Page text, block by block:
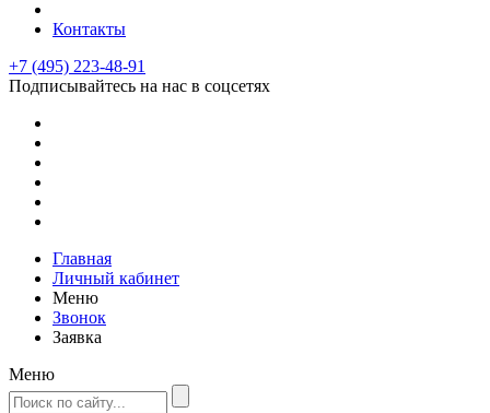
Контакты
+7 (495) 223-48-91
Подписывайтесь на нас в соцсетях
Главная
Личный кабинет
Меню
Звонок
Заявка
Меню